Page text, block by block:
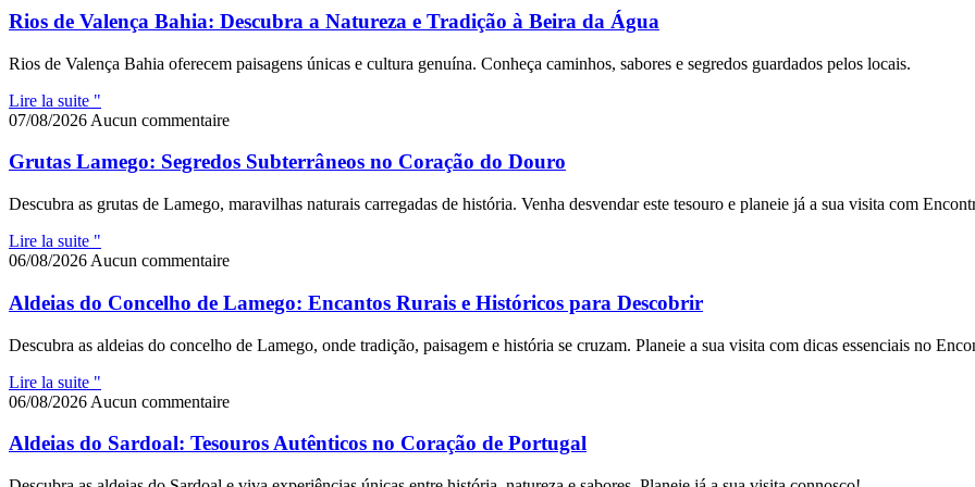
Rios de Valença Bahia: Descubra a Natureza e Tradição à Beira da Água
Rios de Valença Bahia oferecem paisagens únicas e cultura genuína. Conheça caminhos, sabores e segredos guardados pelos locais.
Lire la suite "
07/08/2026 Aucun commentaire
Grutas Lamego: Segredos Subterrâneos no Coração do Douro
Descubra as grutas de Lamego, maravilhas naturais carregadas de história. Venha desvendar este tesouro e planeie já a sua visita com
Lire la suite "
06/08/2026 Aucun commentaire
Aldeias do Concelho de Lamego: Encantos Rurais e Históricos para Descobrir
Descubra as aldeias do concelho de Lamego, onde tradição, paisagem e história se cruzam. Planeie a sua visita com dicas essenciais no
Lire la suite "
06/08/2026 Aucun commentaire
Aldeias do Sardoal: Tesouros Autênticos no Coração de Portugal